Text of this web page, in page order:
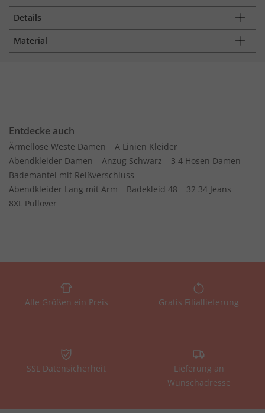
Details
Material
Entdecke auch
Ärmellose Weste Damen
A Linien Kleider
Abendkleider Damen
Anzug Schwarz
3 4 Hosen Damen
Bademantel mit Reißverschluss
Abendkleider Lang mit Arm
Badekleid 48
32 34 Jeans
8XL Pullover
Alle Größen ein Preis Gratis Filiallieferung
SSL Datensicherheit
Lieferung an
Wunschadresse